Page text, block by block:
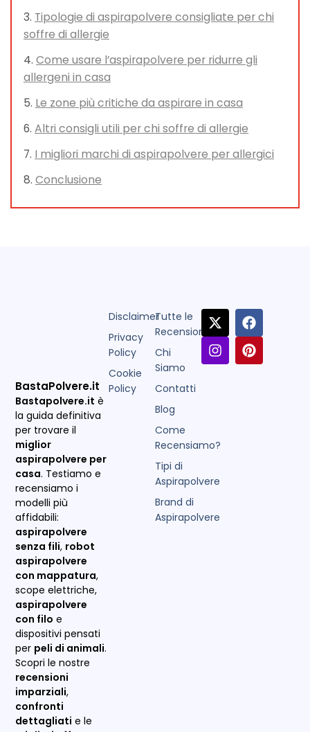
Tipologie di aspirapolvere consigliate per chi
soffre di allergie
Come usare l’aspirapolvere per ridurre gli
allergeni in casa
Le zone più critiche da aspirare in casa
Altri consigli utili per chi soffre di allergie
I migliori marchi di aspirapolvere per allergici
Conclusione
BastaPolvere.it
Bastapolvere.it è
la guida definitiva
per trovare il
miglior
aspirapolvere per
casa. Testiamo e
recensiamo i
modelli più
affidabili:
aspirapolvere
senza fili, robot
aspirapolvere
con mappatura,
scope elettriche,
aspirapolvere
con filo e
dispositivi pensati
per peli di animali.
Scopri le nostre
recensioni
imparziali,
confronti
dettagliati e le
Tutte le
Recensioni
Chi
Siamo
Contatti
Blog
Come
Recensiamo?
Tipi di
Aspirapolvere
Brand di
Aspirapolvere
Disclaimer
Privacy
Policy
Cookie
Policy